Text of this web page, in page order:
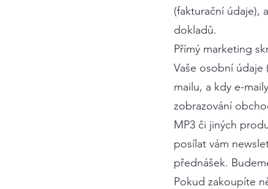
(fakturační údaje),
dokladů.
Přímý marketing
Vaše osobní údaje
mailu, a kdy e-
zobrazování
MP3 či jiných
posílat vám
přednášek.
Pokud zakoupíte